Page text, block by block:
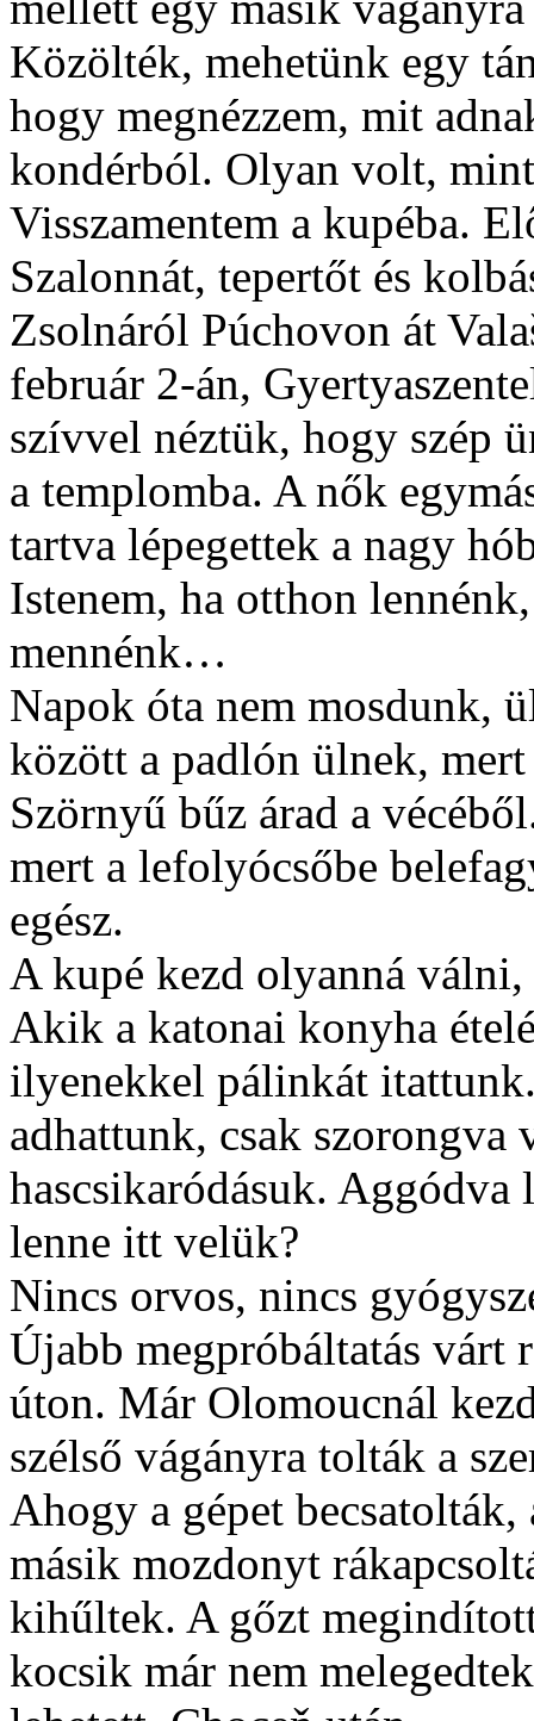
Közölték, mehetünk egy
hogy megnézzem, mit
kondérból. Olyan volt,
Visszamentem a kupéba.
Szalonnát, tepertőt és
Zsolnáról Púchovon át
február 2-án,
szívvel néztük, hogy szép
a templomba. A nők
tartva lépegettek a nagy
Istenem, ha otthon
mennénk…
Napok óta nem mosdunk,
között a padlón ülnek,
Szörnyű bűz árad a
mert a lefolyócsőbe
egész.
A kupé kezd olyanná
Akik a katonai konyha
ilyenekkel pálinkát
adhattunk, csak
hascsikaródásuk.
lenne itt velük?
Nincs orvos, nincs
Újabb megpróbáltatás várt
úton. Már Olomoucnál
szélső vágányra tolták a
Ahogy a gépet
másik mozdonyt
kihűltek. A gőzt
kocsik már nem